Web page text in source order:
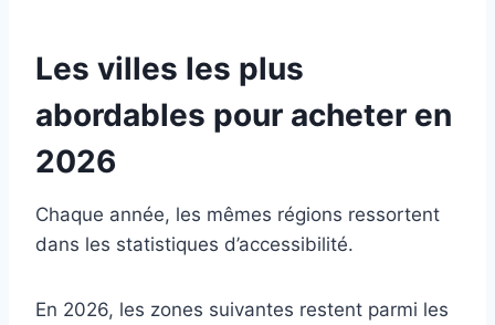
Les villes les plus
abordables pour acheter en
2026
Chaque année, les mêmes régions ressortent
dans les statistiques d’accessibilité.
En 2026, les zones suivantes restent parmi les